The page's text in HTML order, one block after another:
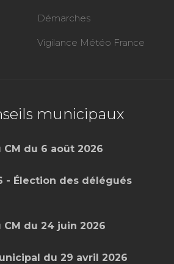
Démarches
Vigilance Météo France
municipaux
du 6 août 2026
- Élection des délégués
du 24 juin 2026
du 29 avril 2026